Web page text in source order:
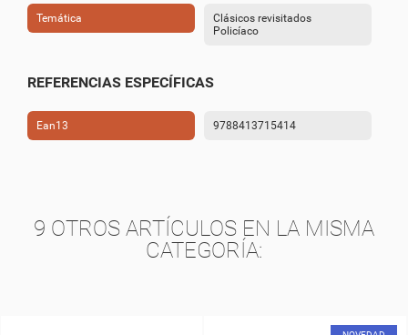
Temática
Clásicos revisitados
Policíaco
REFERENCIAS ESPECÍFICAS
Ean13 9788413715414
9 OTROS ARTÍCULOS EN LA MISMA
CATEGORÍA: